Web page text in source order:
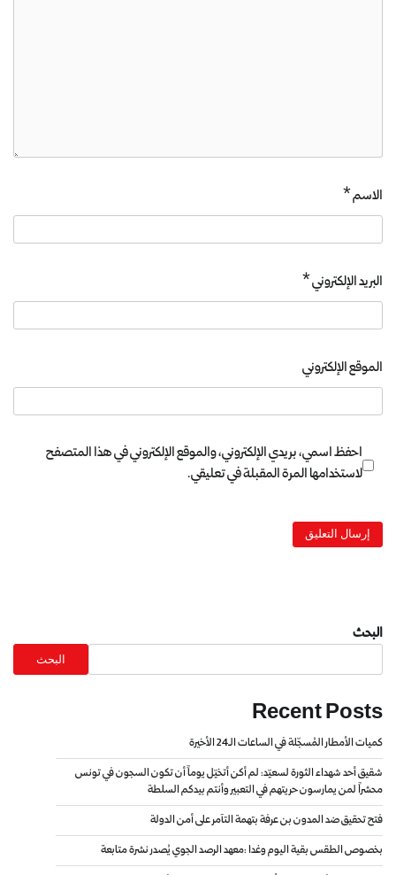
الاسم*
البريد الإلكتروني*
الموقع الإلكتروني
احفظ اسمي، بريدي الإلكتروني، والموقع الإلكتروني في هذا المتصفح
لاستخدامها المرة المقبلة في تعليقي.
البحث
البحث
Recent Posts
كميات الأمطار المُسجّلة في الساعات الـ24 الأخيرة
شقيق أحد شهداء الثورة لسعيّد: لم أكن أتخيّل يوماً أن تكون السجون في تونس
محشراً لمن يمارسون حريتهم في التعبير وأنتم بيدكم السلطة
فتح تحقيق ضد المدون بن عرفة بتهمة التآمر على أمن الدولة
بخصوص الطقس بقية اليوم وغدا :معهد الرصد الجوي يُصدر نشرة متابعة